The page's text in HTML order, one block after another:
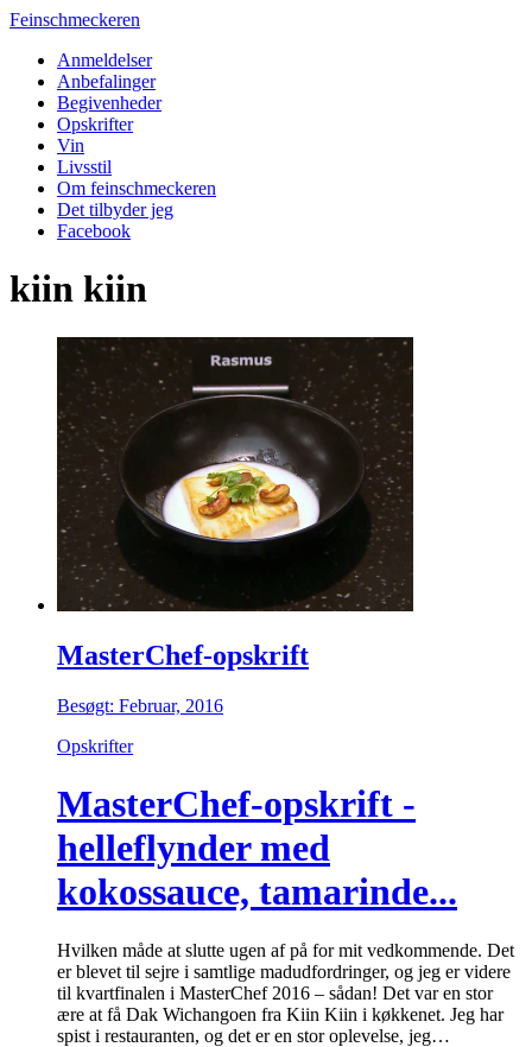
Feinschmeckeren
Anmeldelser
Anbefalinger
Begivenheder
Opskrifter
Vin
Livsstil
Om feinschmeckeren
Det tilbyder jeg
Facebook
kiin kiin
MasterChef-opskrift
Besøgt: Februar, 2016
Opskrifter
MasterChef-opskrift -
helleflynder med
kokossauce, tamarinde...
Hvilken måde at slutte ugen af på for mit vedkommende. Det
er blevet til sejre i samtlige madudfordringer, og jeg er videre
til kvartfinalen i MasterChef 2016 – sådan! Det var en stor
ære at få Dak Wichangoen fra Kiin Kiin i køkkenet. Jeg har
spist i restauranten, og det er en stor oplevelse, jeg…